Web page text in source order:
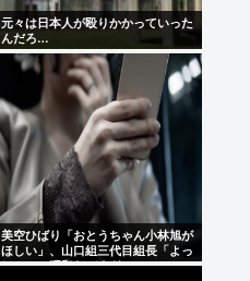
元々は日本人が殴りかかっていった
んだろ…
美空ひばり「おとうちゃん小林旭が
ほしい」、山口組三代目組長「よっ
しゃ」、昭和ヤバすぎ⇒！！！